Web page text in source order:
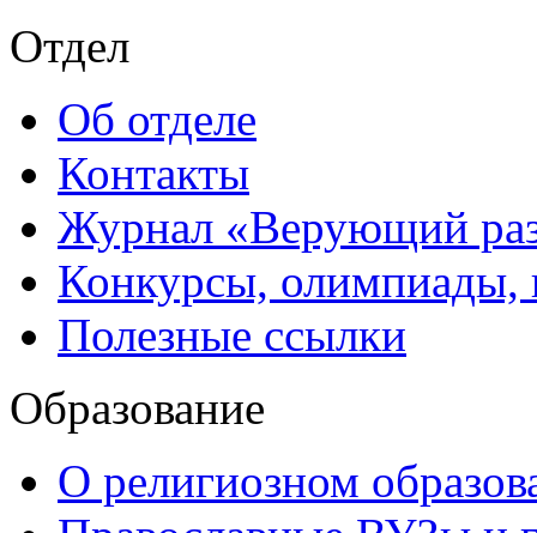
Отдел
Об отделе
Контакты
Журнал «Верующий
Конкурсы, олимпиады,
Полезные ссылки
Образование
О религиозном